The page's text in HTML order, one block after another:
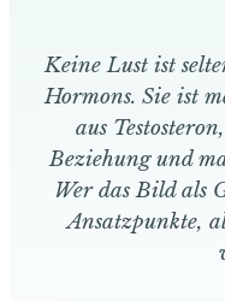
Keine Lust ist
Hormons. Sie ist
aus
Beziehung und
Wer das Bild als
Ansatzpunkte,